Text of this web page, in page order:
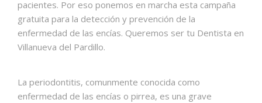
pacientes. Por eso ponemos en marcha esta campaña
gratuita para la detección y prevención de la
enfermedad de las encías. Queremos ser tu Dentista en
Villanueva del Pardillo.
La periodontitis, comunmente conocida como
enfermedad de las encías o pirrea, es una grave